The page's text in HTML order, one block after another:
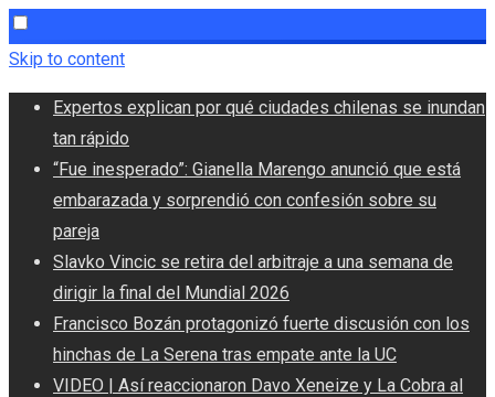
Skip to content
Expertos explican por qué ciudades chilenas se inundan
tan rápido
“Fue inesperado”: Gianella Marengo anunció que está
embarazada y sorprendió con confesión sobre su
pareja
Slavko Vincic se retira del arbitraje a una semana de
dirigir la final del Mundial 2026
Francisco Bozán protagonizó fuerte discusión con los
hinchas de La Serena tras empate ante la UC
VIDEO | Así reaccionaron Davo Xeneize y La Cobra al